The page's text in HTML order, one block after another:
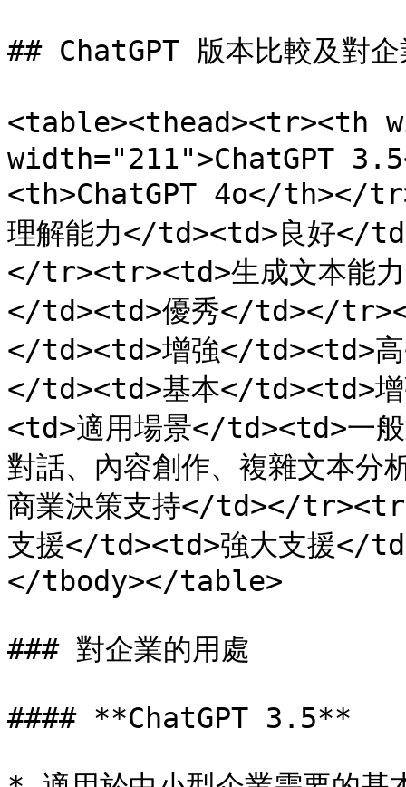
## ChatGPT 版本比較及對企
<table><thead><tr><th
width="211">ChatGPT
<th>ChatGPT 4o</th></
理解能力</td><td>良好</
</tr><tr><td>生成文本能
</td><td>優秀</td></
</td><td>增強</td><td>
</td><td>基本</td><td>
<td>適用場景</td><td>一
對話、內容創作、複雜文本
商業決策支持</td></
支援</td><td>強大支援</
</tbody></table>
### 對企業的用處
#### **ChatGPT 3.5**